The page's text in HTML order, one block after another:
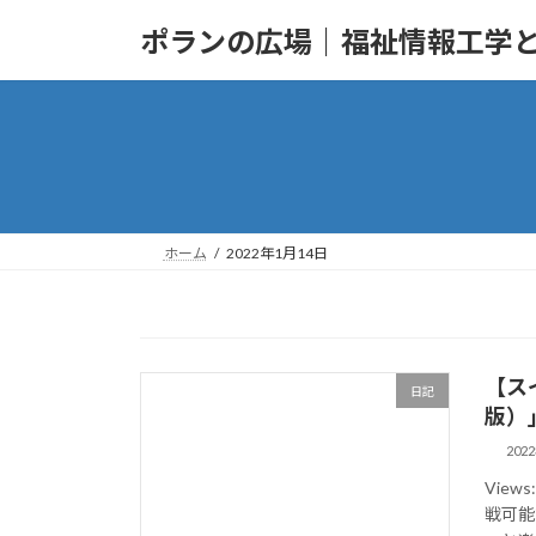
ポランの広場｜福祉情報工学
ホーム 2022年1月14日
日記
【
版）
戦可